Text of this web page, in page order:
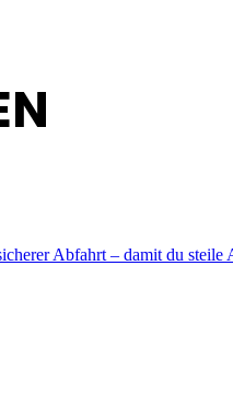
Abfahrt – damit du steile